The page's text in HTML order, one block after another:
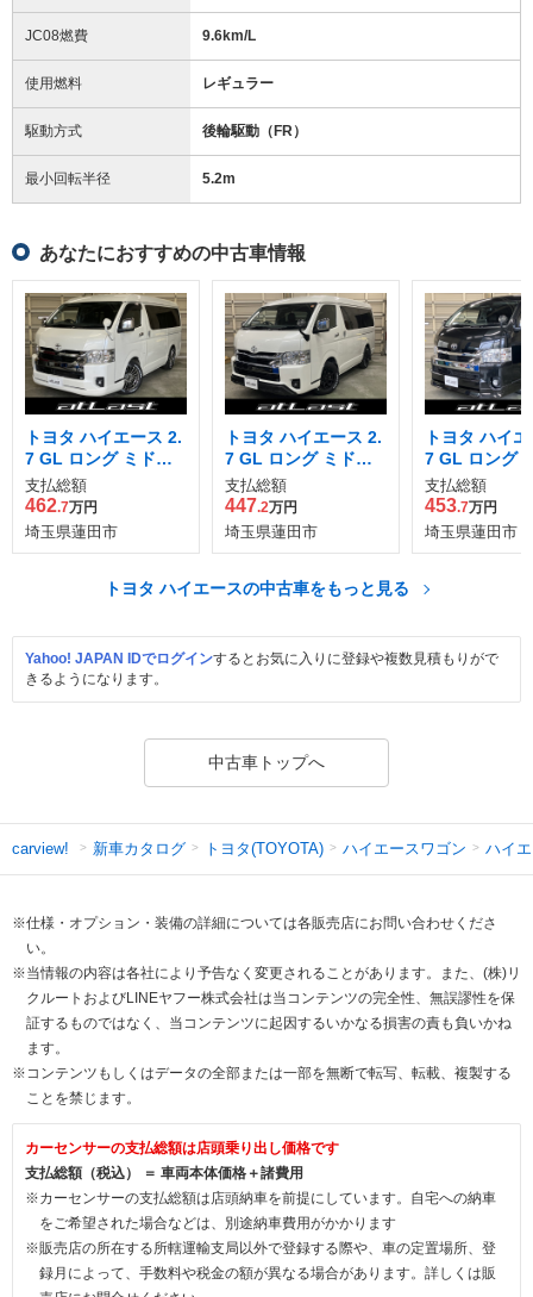
JC08燃費 9.6km/L
使用燃料 レギュラー
駆動方式 後輪駆動（FR）
最小回転半径 5.2m
あなたにおすすめの中古車情報
トヨタ ハイエース 2.
7 GL ロング ミドル
ルーフ
支払総額
462.7万円
埼玉県蓮田市
トヨタ ハイエース 2.
7 GL ロング ミドル
ルーフ
支払総額
447.2万円
埼玉県蓮田市
トヨタ ハイ
7 GL ロング
ルーフ
支払総額
453.7万円
埼玉県蓮田市
トヨタ ハイエースの中古車をもっと見る
Yahoo! JAPAN IDでログインするとお気に入りに登録や複数見積もりがで
きるようになります。
中古車トップへ
carview! 新車カタログ トヨタ(TOYOTA) ハイエースワゴン ハイ
※仕様・オプション・装備の詳細については各販売店にお問い合わせくださ
い。
※当情報の内容は各社により予告なく変更されることがあります。また、(株)リ
クルートおよびLINEヤフー株式会社は当コンテンツの完全性、無誤謬性を保
証するものではなく、当コンテンツに起因するいかなる損害の責も負いかね
ます。
※コンテンツもしくはデータの全部または一部を無断で転写、転載、複製する
ことを禁じます。
カーセンサーの支払総額は店頭乗り出し価格です
支払総額（税込） ＝ 車両本体価格＋諸費用
※カーセンサーの支払総額は店頭納車を前提にしています。自宅への納車
をご希望された場合などは、別途納車費用がかかります
※販売店の所在する所轄運輸支局以外で登録する際や、車の定置場所、登
録月によって、手数料や税金の額が異なる場合があります。詳しくは販